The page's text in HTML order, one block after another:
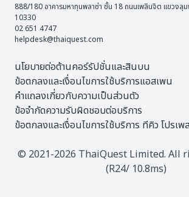
888/180 อาคารมหาทุนพลาซ่า ชั้น 18 ถนนเพลินจิต แขวงลุ
10330
02 651 4747
helpdesk@thaiquest.com
นโยบายต่อต้านคอร์รัปชั่นและสินบน
ข้อตกลงและเงื่อนไขการใช้บริการแอสเพน
คำแถลงเกี่ยวกับความเป็นส่วนตัว
ข้อจำกัดความรับผิดชอบต่อบริการ
ข้อตกลงและเงื่อนไขการใช้บริการ ทีคิว โปรเ
© 2021-2026 ThaiQuest Limited. All
(R24/ 10.8ms)